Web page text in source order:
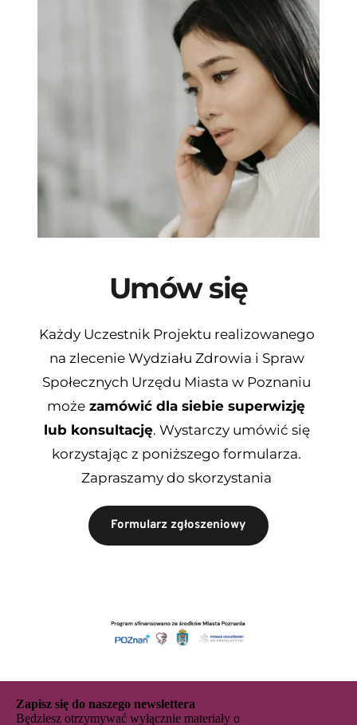
Umów się
Każdy Uczestnik Projektu realizowanego
na zlecenie Wydziału Zdrowia i Spraw
Społecznych Urzędu Miasta w Poznaniu
może zamówić dla siebie superwizję
lub konsultację. Wystarczy umówić się
korzystając z poniższego formularza.
Zapraszamy do skorzystania
Formularz zgłoszeniowy
Zapisz się do naszego newslettera
Będziesz otrzymywać wyłącznie materiały o